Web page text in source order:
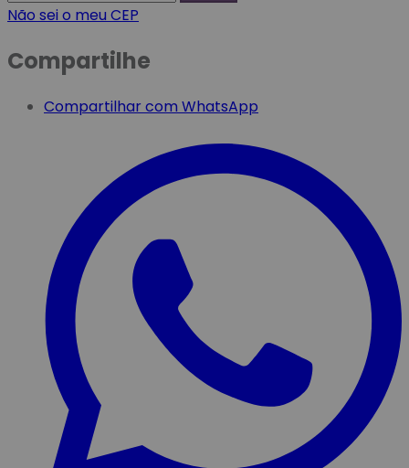
Não sei o meu CEP
Compartilhe
Compartilhar com WhatsApp